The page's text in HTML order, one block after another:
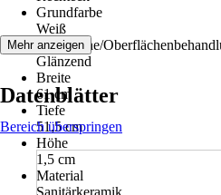
Grundfarbe
Weiß
Oberfläche/
Glänzend
Breite
61 cm
Tiefe
51,5 cm
Höhe
1,5 cm
Material
Sanitärkeramik
Mehr anzeigen
Datenblätter
Bereich überspringen